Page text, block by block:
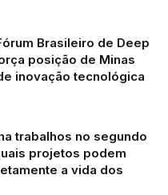
Brasileiro de Deep
posição de Minas
inovação tecnológica
trabalhos no segundo
projetos podem
a vida dos